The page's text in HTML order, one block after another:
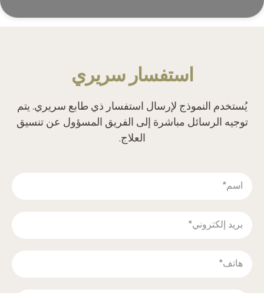
‫استفسار سريري‬
‫يُستخدم النموذج لإرسال استفسار ذي طابع سريري. يتم
توجيه الرسائل مباشرة إلى الفريق المسؤول عن تنسيق
العلاج.‬